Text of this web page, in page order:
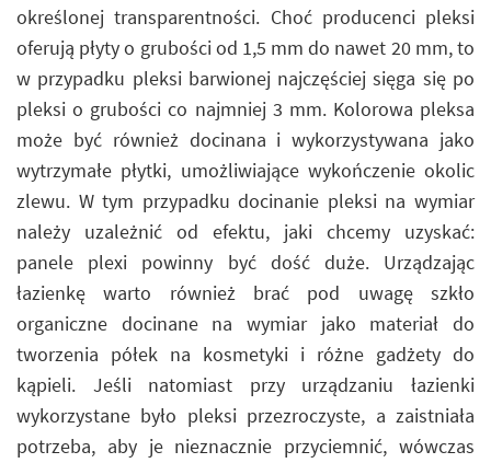
określonej transparentności. Choć producenci pleksi
oferują płyty o grubości od 1,5 mm do nawet 20 mm, to
w przypadku pleksi barwionej najczęściej sięga się po
pleksi o grubości co najmniej 3 mm. Kolorowa pleksa
może być również docinana i wykorzystywana jako
wytrzymałe płytki, umożliwiające wykończenie okolic
zlewu. W tym przypadku docinanie pleksi na wymiar
należy uzależnić od efektu, jaki chcemy uzyskać:
panele plexi powinny być dość duże. Urządzając
łazienkę warto również brać pod uwagę szkło
organiczne docinane na wymiar jako materiał do
tworzenia półek na kosmetyki i różne gadżety do
kąpieli. Jeśli natomiast przy urządzaniu łazienki
wykorzystane było pleksi przezroczyste, a zaistniała
potrzeba, aby je nieznacznie przyciemnić, wówczas